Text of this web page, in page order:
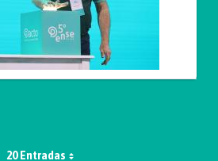
20 Entradas